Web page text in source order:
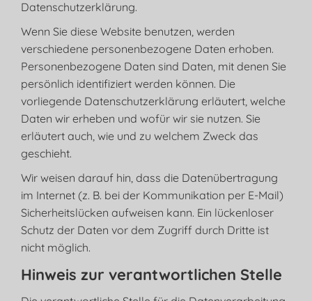
Datenschutzerklärung.
Wenn Sie diese Website benutzen, werden
verschiedene personenbezogene Daten erhoben.
Personenbezogene Daten sind Daten, mit denen Sie
persönlich identifiziert werden können. Die
vorliegende Datenschutzerklärung erläutert, welche
Daten wir erheben und wofür wir sie nutzen. Sie
erläutert auch, wie und zu welchem Zweck das
geschieht.
Wir weisen darauf hin, dass die Datenübertragung
im Internet (z. B. bei der Kommunikation per E-Mail)
Sicherheitslücken aufweisen kann. Ein lückenloser
Schutz der Daten vor dem Zugriff durch Dritte ist
nicht möglich.
Hinweis zur verantwortlichen Stelle